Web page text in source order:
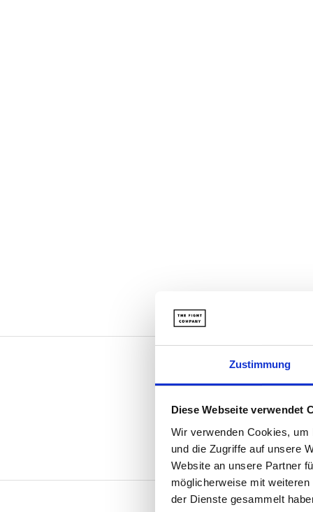
Zustimmung
Diese Webseite verwendet
Wir verwenden Cookies,
und die Zugriffe auf unsere
Website an unsere Partner
möglicherweise mit
der Dienste gesammelt